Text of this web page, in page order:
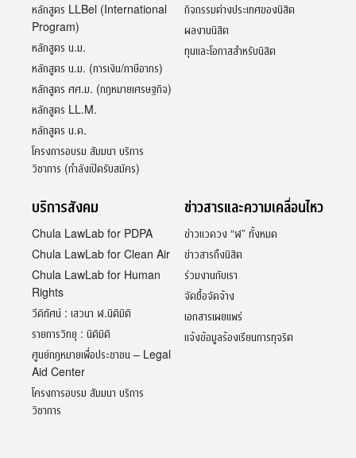
หลักสูตร LLBel (International
Program)
หลักสูตร น.ม.
หลักสูตร น.ม. (การเงิน/ภาษีอากร)
หลักสูตร ศศ.ม. (กฎหมายเศรษฐกิจ)
หลักสูตร LL.M.
หลักสูตร น.ด.
โครงการอบรม สัมมนา บริการ
วิชาการ (กำลังเปิดรับสมัคร)
กิจกรรมต่างประเทศของนิสิต
ผลงานนิสิต
ทุนและโอกาสสำหรับนิสิต
บริการสังคม
Chula LawLab for PDPA
Chula LawLab for Clean Air
Chula LawLab for Human
Rights
วีดิทัศน์ : เสวนา ฬ.นิติมิติ
รายการวิทยุ : นิติมิติ
ศูนย์กฎหมายเพื่อประชาชน – Legal
Aid Center
โครงการอบรม สัมมนา บริการ
วิชาการ
ข่าวสารและความเคลื่อนไหว
ข่าวแวดวง “ฬ” ทั้งหมด
ข่าวสารถึงนิสิต
ร่วมงานกับเรา
จัดซื้อจัดจ้าง
เอกสารเผยแพร่
แจ้งข้อมูลร้องเรียนการทุจริต